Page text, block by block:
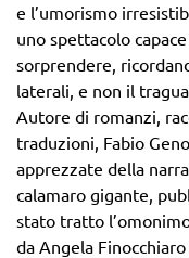
e l’umorismo
uno spettacolo
sorprendere,
laterali, e non il
Autore di romanzi,
traduzioni, Fabio
apprezzate della
calamaro gigante,
stato tratto
da Angela